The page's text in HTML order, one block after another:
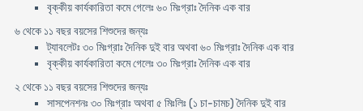
বৃক্কীয় কার্যকারিতা কমে গেলেঃ ৬০ মিঃগ্রাঃ দৈনিক এক বার
৬ থেকে ১১ বছর বয়সের শিশুদের জন্যঃ
ট্যাবলেটঃ ৩০ মিঃগ্রাঃ দৈনিক দুই বার অথবা ৬০ মিঃগ্রাঃ দৈনিক এক বার
বৃক্কীয় কার্যকারিতা কমে গেলেঃ ৩০ মিঃগ্রাঃ দৈনিক এক বার
২ থেকে ১১ বছর বয়সের শিশুদের জন্যঃ
সাসপেনশনঃ ৩০ মিঃগ্রাঃ অথবা ৫ মিঃলিঃ (১ চা-চামচ) দৈনিক দুই বার